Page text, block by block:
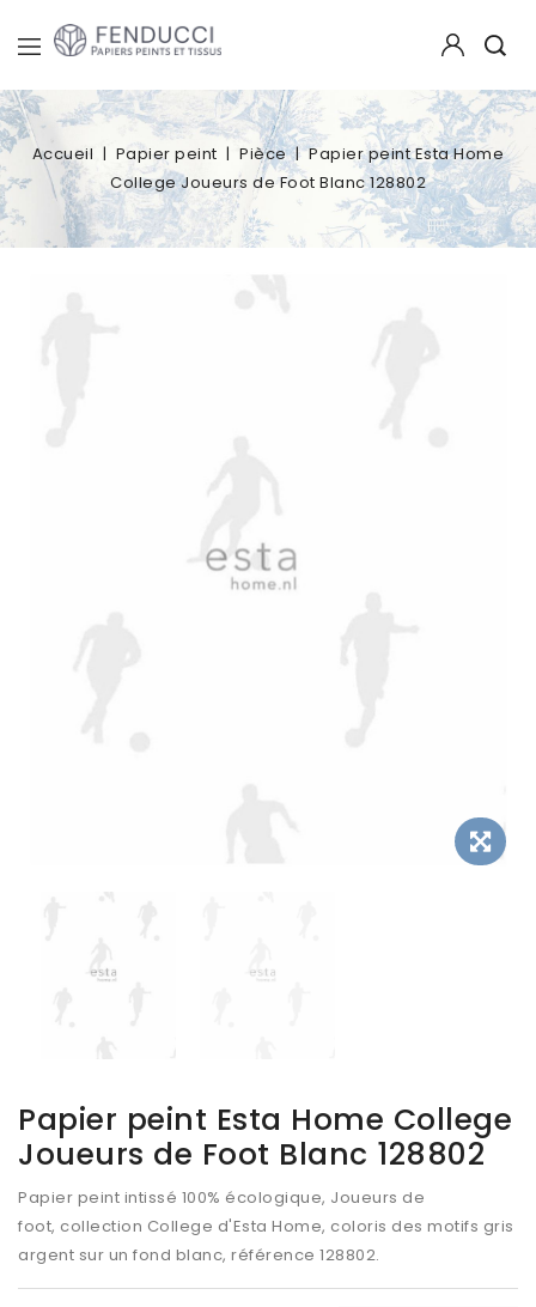
Accueil Papier peint Pièce
Papier peint Esta Home
College Joueurs de Foot Blanc 128802
Papier peint Esta Home College
Joueurs de Foot Blanc 128802
Papier peint intissé 100% écologique, Joueurs de
foot, collection College d'Esta Home, coloris des motifs gris
argent sur un fond blanc, référence 128802.